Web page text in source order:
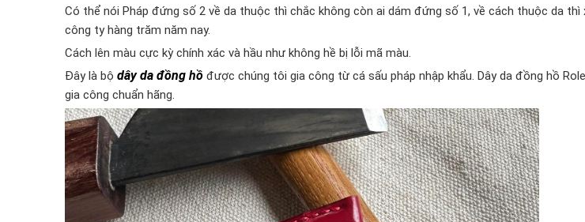
Có thể nói Pháp đứng số 2 về da thuộc thì chắc không còn ai dám đứng số 1, về cách thuộc da
công ty hàng trăm năm nay.
Cách lên màu cực kỳ chính xác và hầu như không hề bị lỗi mã màu.
Đây là bộ dây da đồng hồ được chúng tôi gia công từ cá sấu pháp nhập khẩu. Dây da đồng hồ
gia công chuẩn hãng.